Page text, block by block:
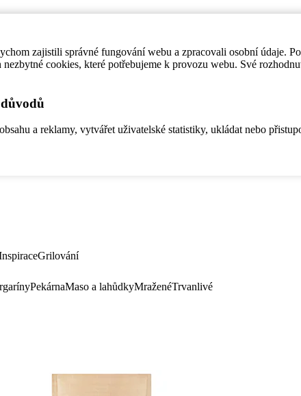
zajistili správné fungování webu a zpracovali osobní údaje.
cookies, které potřebujeme k provozu webu. Své
a reklamy, vytvářet uživatelské statistiky, ukládat nebo
Grilování
PekárnaMaso a lahůdkyMraženéTrvanlivé